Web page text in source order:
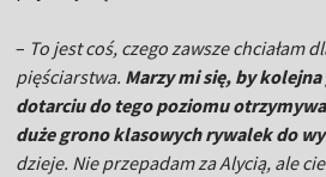
– To jest coś, czego zawsze chciałam
pięściarstwa. Marzy mi się, by
dotarciu do tego poziomu
duże grono klasowych rywalek do
dzieje. Nie przepadam za Alycią, ale